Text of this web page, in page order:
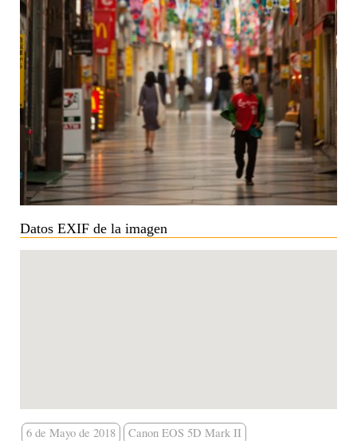
Datos EXIF de la imagen
6 de Mayo de 2018
Canon EOS 5D Mark II